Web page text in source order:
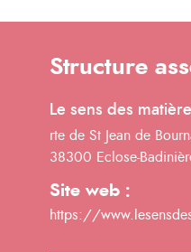
Structure
Le sens des
rte de St Jean de
38300 Eclose-
Site web :
https://